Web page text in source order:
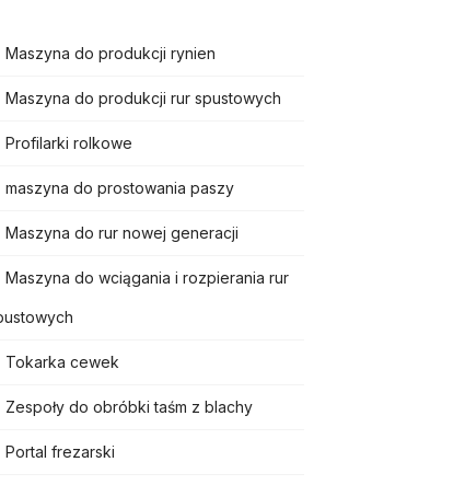
Maszyna do produkcji rynien
Maszyna do produkcji rur spustowych
Profilarki rolkowe
maszyna do prostowania paszy
Maszyna do rur nowej generacji
Maszyna do wciągania i rozpierania rur
Tokarka cewek
Zespoły do ​​obróbki taśm z blachy
Portal frezarski